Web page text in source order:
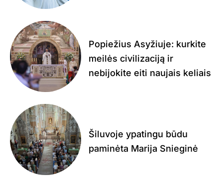
Popiežius Asyžiuje: kurkite
meilės civilizaciją ir
nebijokite eiti naujais keliais
Šiluvoje ypatingu būdu
paminėta Marija Snieginė